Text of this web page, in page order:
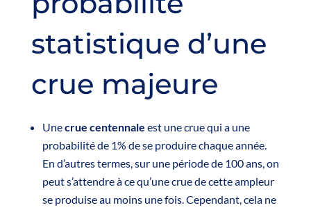
statistique d’une
crue majeure
Unecrue centennale est une crue qui a une
probabilité de 1% de se produire chaque année.
En d’autres termes, sur une période de 100 ans, on
peut s’attendre à ce qu’une crue de cette ampleur
se produise au moins une fois. Cependant, cela ne